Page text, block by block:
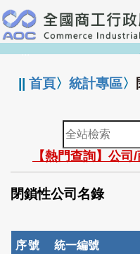
跳
到
主
要
:::
||首頁〉統計專區〉
全
站
檢
索
【熱門查詢】公
閉鎖性公司名錄
序號 統一編號